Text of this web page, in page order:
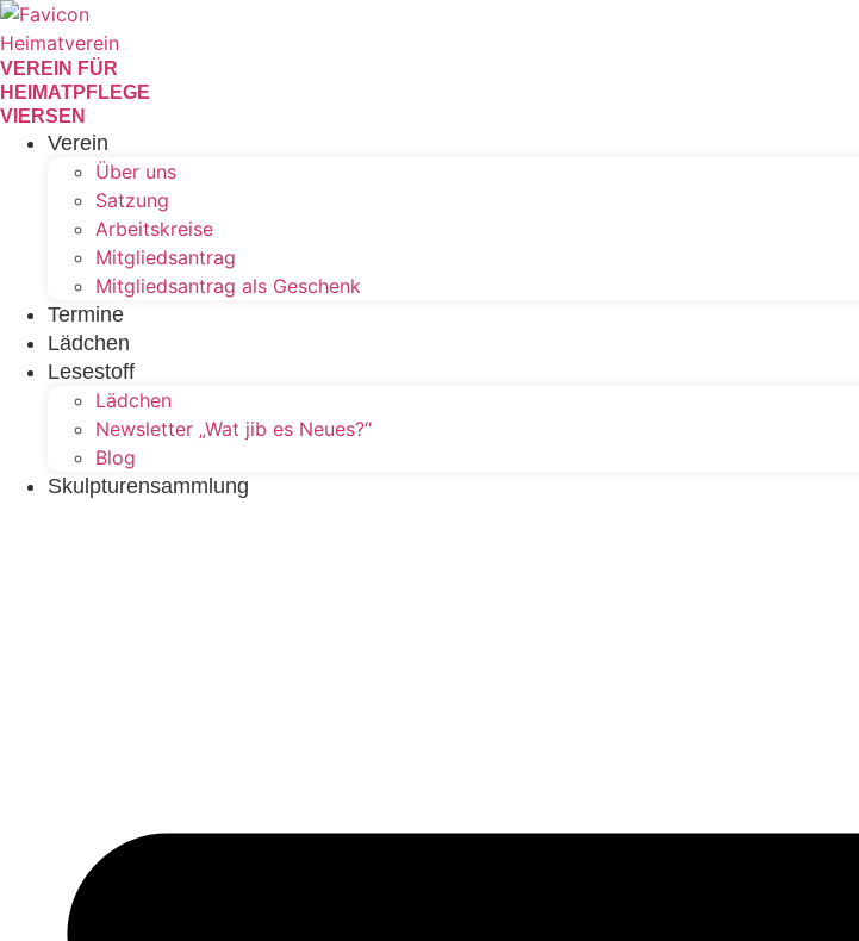
Zum
Inhalt
wechseln
VEREIN FÜR
HEIMATPFLEGE
VIERSEN
Verein
Über uns
Satzung
Arbeitskreise
Mitgliedsantrag
Mitgliedsantrag als Geschenk
Termine
Lädchen
Lesestoff
Lädchen
Newsletter „Wat jib es Neues?“
Blog
Skulpturensammlung